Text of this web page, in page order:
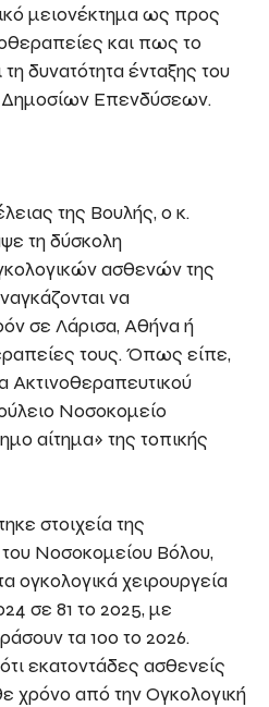
μειονέκτημα ως προς
και πως το
δυνατότητα ένταξης του
Επενδύσεων.
της Βουλής, ο κ.
τη δύσκολη
ασθενών της
να
σε Λάρισα, Αθήνα ή
τους. Όπως είπε,
Ακτινοθεραπευτικού
Νοσοκομείο
αίτημα» της τοπικής
στοιχεία της
του Νοσοκομείου Βόλου,
ογκολογικά χειρουργεία
σε 81 το 2025, με
τα 100 το 2026.
εκατοντάδες ασθενείς
χρόνο από την Ογκολογική